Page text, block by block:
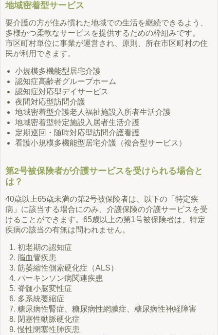
地域密着型サービス
要介護の方が住み慣れた地域での生活を継続できるよう、
多様かつ柔軟なサービスを提供するための枠組みです。
市区町村単位に事業が運営され、原則、所在市区町村の住
民が利用できます。
小規模多機能型居宅介護
認知症高齢者グループホーム
認知症対応型デイサービス
夜間対応型訪問介護
地域密着型介護老人福祉施設入所者生活介護
地域密着型特定施設入居者生活介護
定期巡回・随時対応型訪問介護看護
看護小規模多機能型居宅介護（複合型サービス）
第2号被保険者が介護サービスを受けられる場合と
は？
40歳以上65歳未満の第2号被保険者は、以下の「特定疾
病」に該当する場合にのみ、介護保険の介護サービスを受
けることができます。65歳以上の第1号被保険者は、特定
疾病の該当の有無は問われません。
初老期の認知症
脳血管疾患
筋萎縮性側索硬化症（ALS）
パーキンソン病関連疾患
脊髄小脳変性症
多系統萎縮症
糖尿病性腎症、糖尿病性網膜症、糖尿病性神経障害
閉塞性動脈硬化症
慢性閉塞性肺疾患